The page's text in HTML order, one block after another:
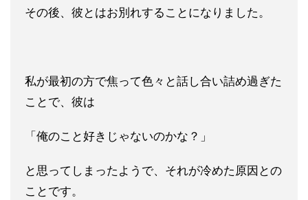
その後、彼とはお別れすることになりました。
私が最初の方で焦って色々と話し合い詰め過ぎた
ことで、彼は
「俺のこと好きじゃないのかな？」
と思ってしまったようで、それが冷めた原因との
ことです。